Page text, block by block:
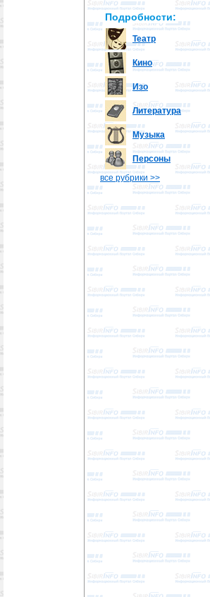
Подробности:
Театр
Кино
Изо
Литература
Музыка
Персоны
все рубрики >>